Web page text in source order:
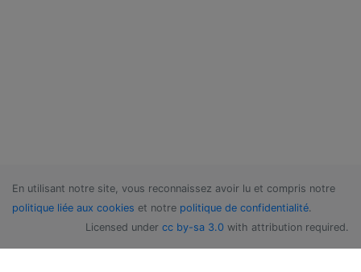
En utilisant notre site, vous reconnaissez avoir lu et compris notre
politique liée aux cookies et notre politique de confidentialité.
Licensed under cc by-sa 3.0 with attribution required.